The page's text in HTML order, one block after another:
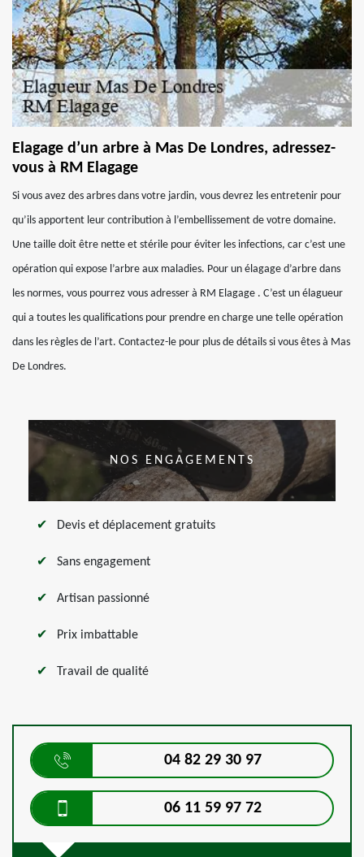
Elagage d’un arbre à Mas De Londres, adressez-
vous à RM Elagage
Si vous avez des arbres dans votre jardin, vous devrez les entretenir pour
qu’ils apportent leur contribution à l’embellissement de votre domaine.
Une taille doit être nette et stérile pour éviter les infections, car c’est une
opération qui expose l’arbre aux maladies. Pour un élagage d’arbre dans
les normes, vous pourrez vous adresser à RM Elagage . C’est un élagueur
qui a toutes les qualifications pour prendre en charge une telle opération
dans les règles de l’art. Contactez-le pour plus de détails si vous êtes à Mas
De Londres.
NOS ENGAGEMENTS
Devis et déplacement gratuits
Sans engagement
Artisan passionné
Prix imbattable
Travail de qualité
04 82 29 30 97
06 11 59 97 72